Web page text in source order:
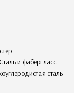
и фабергласс
сталь